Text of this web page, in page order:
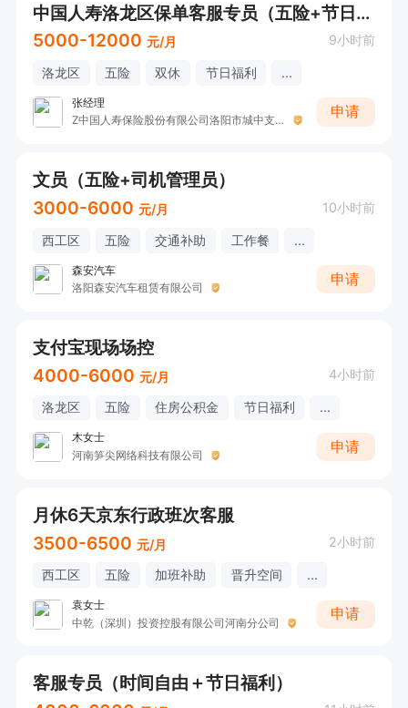
中国人寿洛龙区保单客服专员（五险+节日福利+年终奖+其他补助）
5000-12000 元/月 9小时前
洛龙区 五险 双休 节日福利 ...
张经理
Z中国人寿保险股份有限公司洛阳市城中支公司
申请
文员（五险+司机管理员）
3000-6000 元/月 10小时前
西工区 五险 交通补助 工作餐 ...
森安汽车
洛阳森安汽车租赁有限公司
申请
支付宝现场场控
4000-6000 元/月 4小时前
洛龙区 五险 住房公积金 节日福利 ...
木女士
河南笋尖网络科技有限公司
申请
月休6天京东行政班次客服
3500-6500 元/月 2小时前
西工区 五险 加班补助 晋升空间 ...
袁女士
中乾（深圳）投资控股有限公司河南分公司
申请
客服专员（时间自由＋节日福利）